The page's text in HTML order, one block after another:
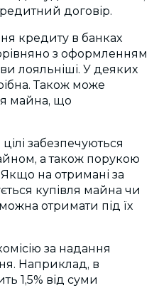
договір.
кредиту в банках
з оформленням
лояльніші. У деяких
Також може
майна, що
забезпечуються
а також порукою
на отримані за
купівля майна чи
отримати під їх
за надання
Наприклад, в
1,5% від суми